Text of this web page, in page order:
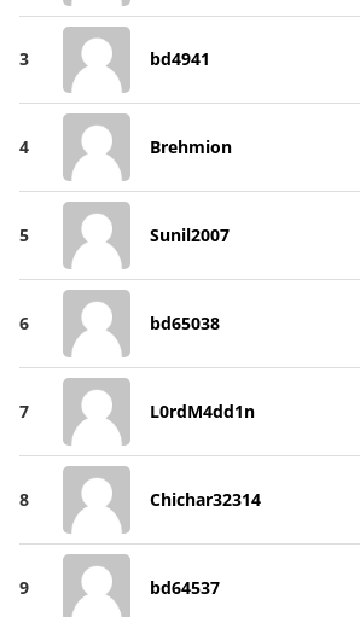
3 bd4941
4 Brehmion
5 Sunil2007
6 bd65038
7 L0rdM4dd1n
8 Chichar32314
9 bd64537